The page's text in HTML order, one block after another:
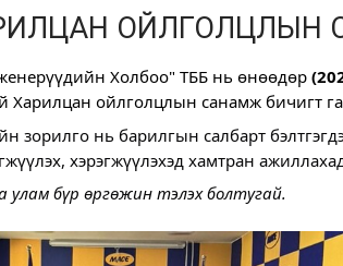
ОЙЛГОЛЦЛЫН
Холбоо" ТББ нь өнөөдөр
Харилцан ойлголцлын санамж бичигт
зорилго нь барилгын салбарт
хэрэгжүүлэхэд хамтран
бүр өргөжин тэлэх болтугай.